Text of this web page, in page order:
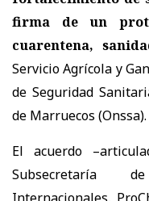
firma de un
cuarentena,
Servicio Agrícola y
de Seguridad
de Marruecos (Onssa).
El acuerdo
Subsecretaría